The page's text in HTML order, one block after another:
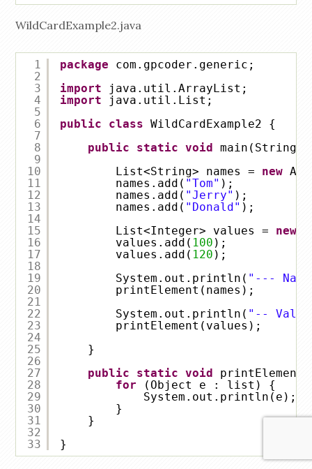
WildCardExample2.java
1
2
3
4
5
6
7
8
9
10
11
12
13
14
15
16
17
18
19
20
21
22
23
24
25
26
27
28
29
30
31
32
33
package
com.gpcoder.generic;
import
java.util.ArrayList;
import
java.util.List;
public
class WildCardExample2 {
public
static void
List<String> names = new
names.add( "Tom" );
names.add( "Jerry" );
names.add( "Donald" );
List<Integer> values = new
values.add( 100 );
values.add( 120 );
System.out.println( "---
printElement(names);
System.out.println( "--
printElement(values);
}
public
static void
for
(Object e : list) {
System.out.println(e);
}
}
}